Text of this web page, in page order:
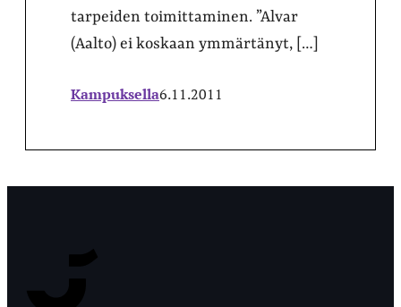
tarpeiden toimittaminen. ”Alvar
(Aalto) ei koskaan ymmärtänyt, […]
Kampuksella6.11.2011